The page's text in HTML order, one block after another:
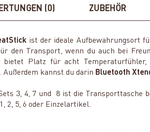
(0) ZUBEHÖR
ist der ideale Aufbewahrungsort
den Transport, wenn du auch bei
bietet Platz für acht
. Außerdem kannst du darin Bluetooth
3, 4, 7 und 8 ist die Transporttasche
2, 5, 6 oder Einzelartikel.